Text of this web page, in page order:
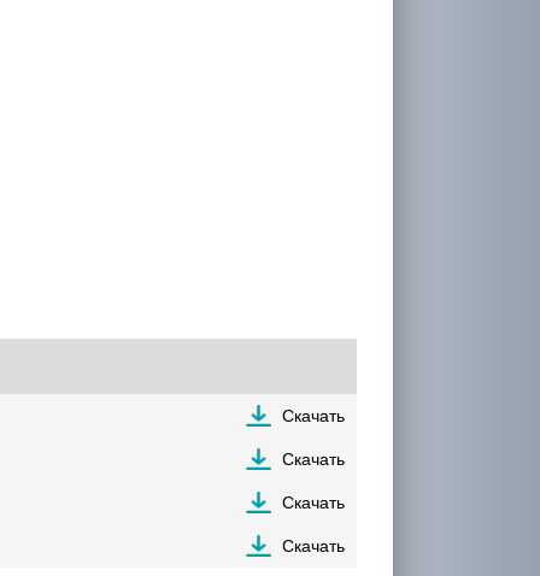
Скачать
Скачать
Скачать
Скачать